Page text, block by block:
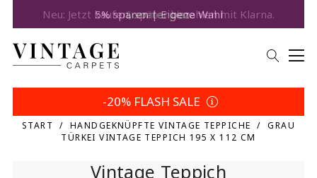
5% sparen | Eigene Wahl
-20% FLASH SALE
START HANDGEKNÜPFTE VINTAGE TEPPICHE
GRAU
TÜRKEI VINTAGE TEPPICH 195 X 112 CM
Vintage Teppich